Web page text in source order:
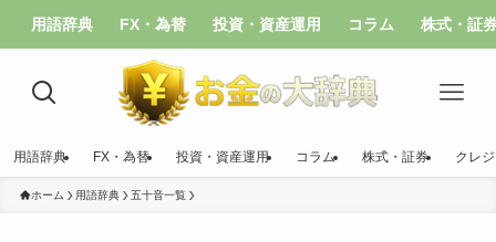
用語辞典 FX・為替 投資・資産運用 コラム 株式・証
用語辞典 FX・為替 投資・資産運用 コラム 株式・証券 クレ
ホーム 用語辞典 五十音一覧